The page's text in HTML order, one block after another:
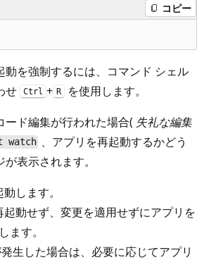
コピー
動を強制するには、コマンド シェル
せ
Ctrl + R
を使用します。
ド編集が行われた場合( 失礼な編集
watch 、アプリを再起動するかどう
表示されます。
します。
起動せず、変更を適用せずにアプリを
ます。
生した場合は、必要に応じてアプリ